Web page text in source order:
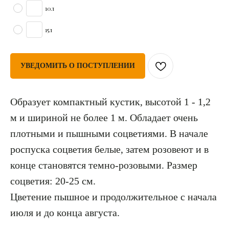
10л
15л
УВЕДОМИТЬ О ПОСТУПЛЕНИИ
Образует компактный кустик, высотой 1 - 1,2
м и шириной не более 1 м. Обладает очень
плотными и пышными соцветиями. В начале
роспуска соцветия белые, затем розовеют и в
конце становятся темно-розовыми. Размер
соцветия: 20-25 см.
Цветение пышное и продолжительное с начала
июля и до конца августа.